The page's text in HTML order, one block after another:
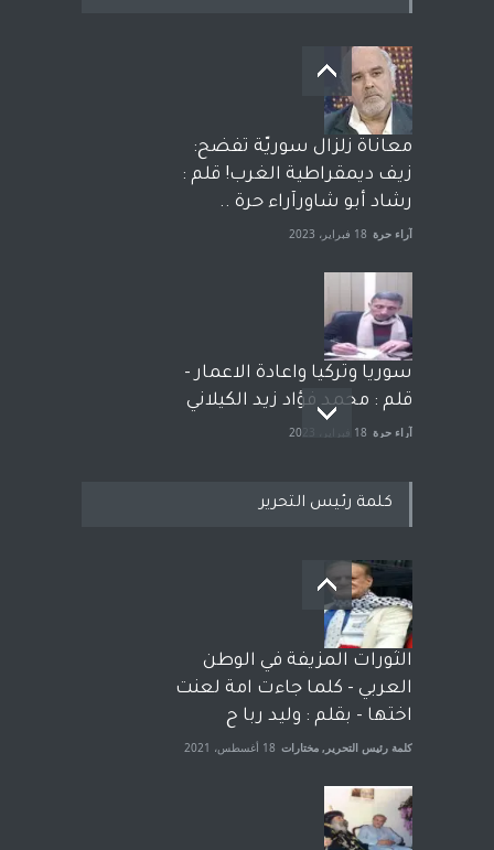
معاناة زلزال سوريّة تفضح:
زيف ديمقراطية الغرب! قلم :
رشاد أبو شاورآراء حرة ..
آراء حرة 18 فبراير، 2023
سوريا وتركيا واعادة الاعمار -
قلم : محمد فؤاد زيد الكيلاني
آراء حرة 18 فبراير، 2023
بعد معارك قضائية طاحنة كتب
وترافع فيها بنفسه مرة اخرى..
الشيخ طارق يوسف يقهر
الحكومة الأمريكية ، فأعطوه
الجنسية عن يد وهم صاغرون،
آراء حرة مختارات 7 أبريل، 2023
كلمة رئيس التحرير
الثورات المزيفة في الوطن
العربي - كلما جاءت امة لعنت
اختها - بقلم : وليد ربا ح
كلمة رئيس التحرير , مختارات 18 أغسطس، 2021